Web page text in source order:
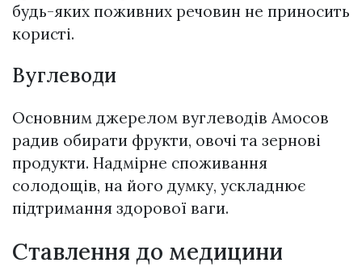
будь-яких поживних речовин не приносить
користі.
Вуглеводи
Основним джерелом вуглеводів Амосов
радив обирати фрукти, овочі та зернові
продукти. Надмірне споживання
солодощів, на його думку, ускладнює
підтримання здорової ваги.
Ставлення до медицини